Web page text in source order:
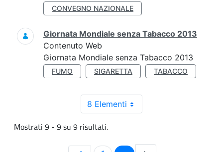
CONVEGNO NAZIONALE
Giornata Mondiale senza Tabacco 2013
Contenuto Web
Giornata Mondiale senza Tabacco 2013
FUMO SIGARETTA TABACCO
8 Elementi
Mostrati 9 - 9 su 9 risultati.